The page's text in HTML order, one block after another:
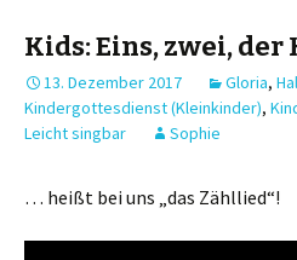
Kids: Eins, zwei,
13. Dezember 2017 Gloria,
Kindergottesdienst (Kleinkinder),
Leicht singbar
Sophie
… heißt bei uns „das Zähllied“!